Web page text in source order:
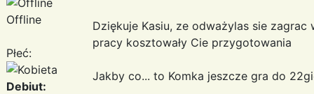
Offline
Płeć:
Debiut:
Dziękuje Kasiu, ze odważylas sie
pracy kosztowały Cie przygotowania
Jakby co... to Komka jeszcze gra do